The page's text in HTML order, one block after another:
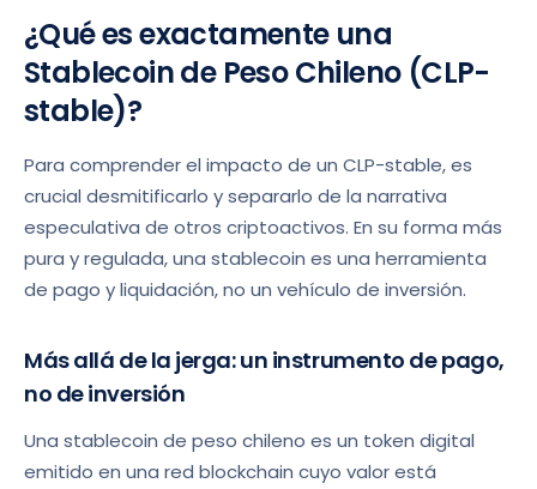
¿Qué es exactamente una
Stablecoin de Peso Chileno (CLP-
stable)?
Para comprender el impacto de un CLP-stable, es
crucial desmitificarlo y separarlo de la narrativa
especulativa de otros criptoactivos. En su forma más
pura y regulada, una stablecoin es una herramienta
de pago y liquidación, no un vehículo de inversión.
Más allá de la jerga: un instrumento de pago,
no de inversión
Una stablecoin de peso chileno es un token digital
emitido en una red blockchain cuyo valor está